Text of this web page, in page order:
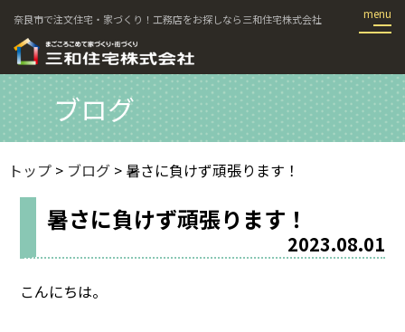
奈良市で注文住宅・家づくり！工務店をお探しなら三和住宅株式会社
ブログ
トップ> ブログ> 暑さに負けず頑張ります！
暑さに負けず頑張ります！
2023.08.01
こんにちは。